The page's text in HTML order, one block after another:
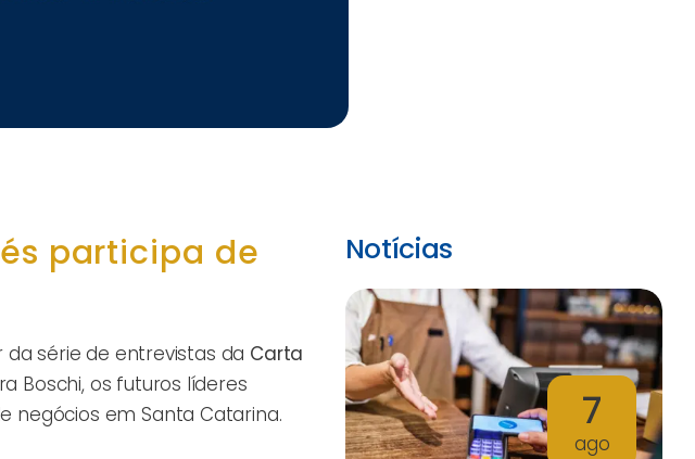
participa de
série de entrevistas da Carta
Boschi, os futuros líderes
em Santa Catarina.
Notícias
7
ago